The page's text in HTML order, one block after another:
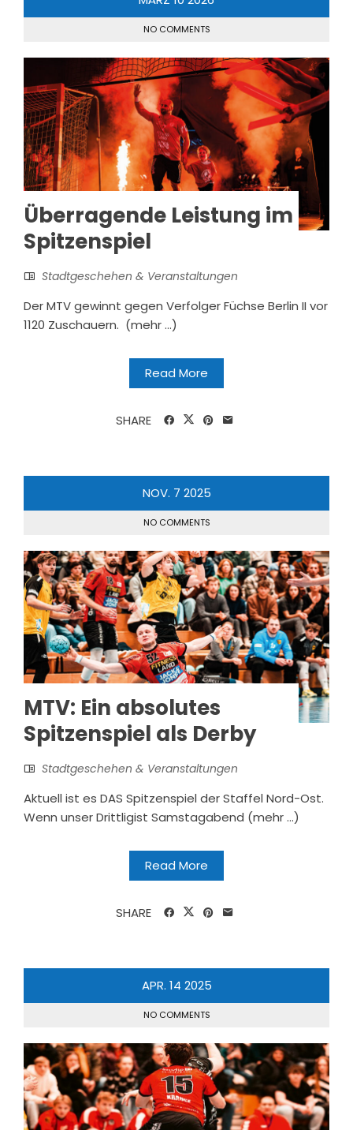
NO COMMENTS
Überragende Leistung im
Spitzenspiel
Stadtgeschehen & Veranstaltungen
Der MTV gewinnt gegen Verfolger Füchse Berlin II vor
1120 Zuschauern. (mehr …)
Read More
SHARE
NOV. 7 2025
NO COMMENTS
MTV: Ein absolutes
Spitzenspiel als Derby
Stadtgeschehen & Veranstaltungen
Aktuell ist es DAS Spitzenspiel der Staffel Nord-Ost.
Wenn unser Drittligist Samstagabend (mehr …)
Read More
SHARE
APR. 14 2025
NO COMMENTS